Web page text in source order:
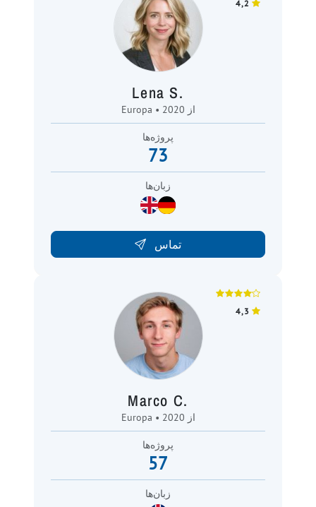
4,2
Lena S.
Europa • از 2020
پروژه‌ها
73
زبان‌ها
تماس
4,3
Marco C.
Europa • از 2020
پروژه‌ها
57
زبان‌ها